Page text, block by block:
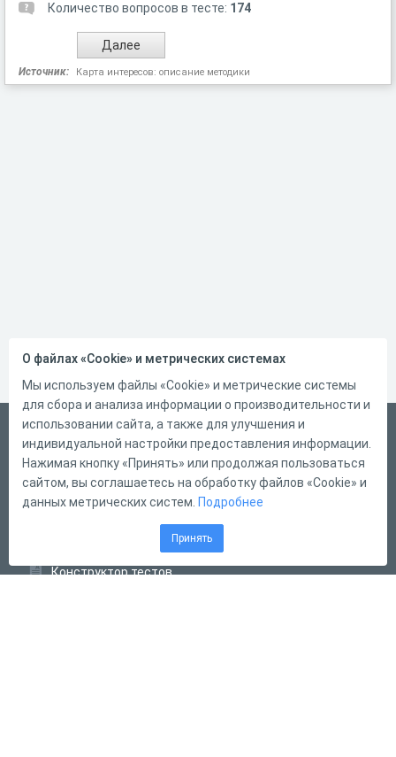
Количество вопросов в тесте: 174
Источник: Карта интересов: описание методики
Русский
Справка
Форма обратной связи
Конструктор тестов
О файлах «Cookie» и метрических системах
Мы используем файлы «Cookie» и метрические системы
для сбора и анализа информации о производительности и
использовании сайта, а также для улучшения и
индивидуальной настройки предоставления информации.
Нажимая кнопку «Принять» или продолжая пользоваться
сайтом, вы соглашаетесь на обработку файлов «Cookie» и
данных метрических систем. Подробнее
Принять